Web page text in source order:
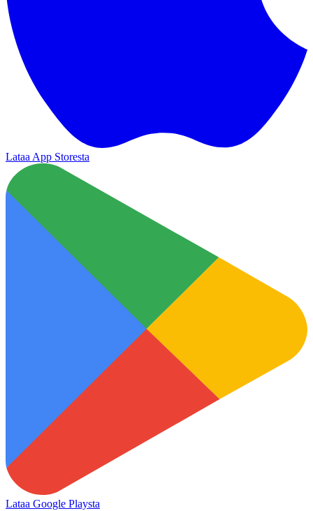
Lataa App Storesta
Lataa Google Playsta